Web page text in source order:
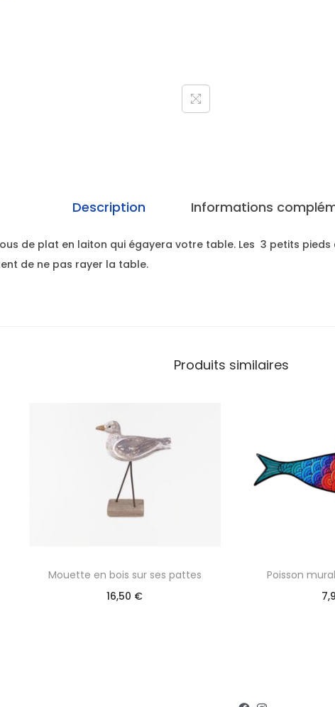
Description Informations
de plat en laiton qui égayera votre table. Les 3 petits
de ne pas rayer la table.
Produits similaires
Mouette en bois sur ses pattes
16,50 €
Poisson